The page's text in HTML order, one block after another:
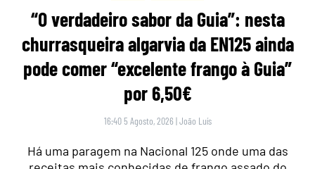
“O verdadeiro sabor da Guia”: nesta
churrasqueira algarvia da EN125 ainda
pode comer “excelente frango à Guia”
por 6,50€
16:40 5 Agosto, 2026 |João Luís
Há uma paragem na Nacional 125 onde uma das